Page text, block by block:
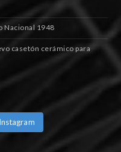
Nacional 1948
casetón cerámico para